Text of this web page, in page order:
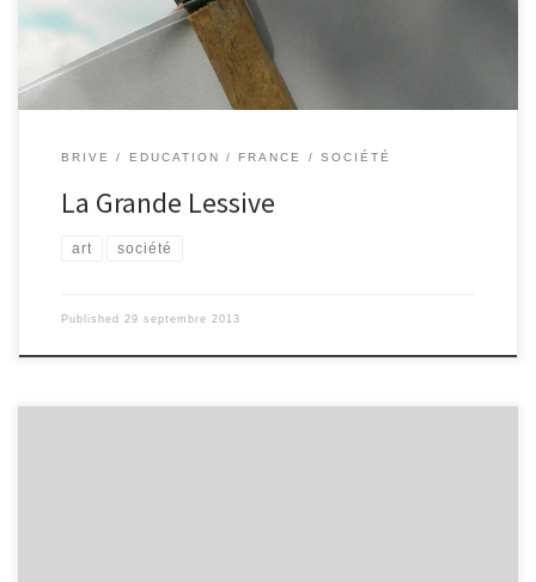
internationale, qui existe depuis 2006, à l’initiative de la
plasticienne Joëlle Gonthier. Deux […]
BRIVE EDUCATION FRANCE SOCIÉTÉ
La Grande Lessive
art société
Published 29 septembre 2013